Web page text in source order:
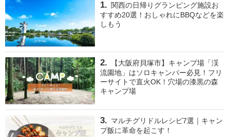
関西の日帰りグランピング施設お
すすめ20選！おしゃれにBBQなどを楽
しもう
【大阪府貝塚市】キャンプ場「渓
流園地」はソロキャンパー必見！フリ
ーサイトで直火OK！穴場の漆黒の森
キャンプ場
マルチグリドルレシピ7選｜キャン
プ飯に革命を起こす！